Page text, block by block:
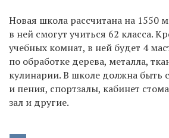
​Новая школа рассчитана на 1550
в ней смогут учиться 62 класса.
учебных комнат, в ней будет 4
по обработке дерева, металла,
кулинарии. В школе должна быть
и пения, спортзалы, кабинет
зал и другие.